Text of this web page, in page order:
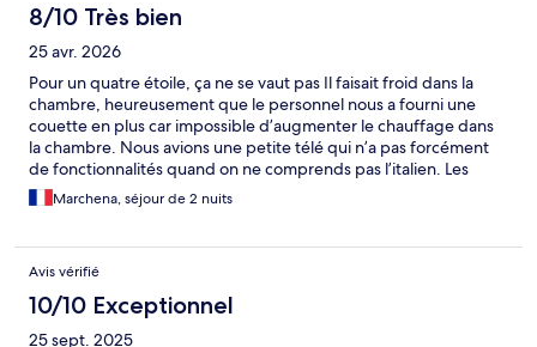
8/10 Très bien
25 avr. 2026
Pour un quatre étoile, ça ne se vaut pas Il faisait froid dans la
chambre, heureusement que le personnel nous a fourni une
couette en plus car impossible d’augmenter le chauffage dans
la chambre. Nous avions une petite télé qui n’a pas forcément
de fonctionnalités quand on ne comprends pas l’italien. Les
chambres ne sont pas insonorisées, nous entendions tout,
bruyant dans les couloirs du coup Petit dej satisfaisant
Marchena, séjour de 2 nuits
Avis vérifié
10/10 Exceptionnel
25 sept. 2025